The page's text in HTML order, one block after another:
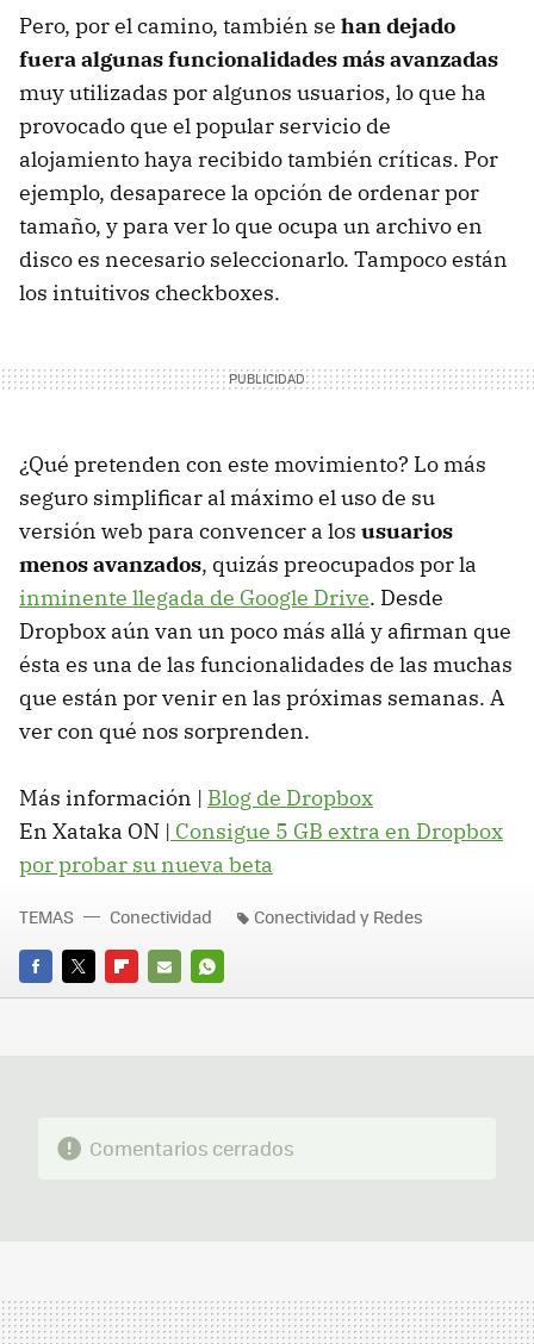
Pero, por el camino, también se han dejado
fuera algunas funcionalidades más avanzadas
muy utilizadas por algunos usuarios, lo que ha
provocado que el popular servicio de
alojamiento haya recibido también críticas. Por
ejemplo, desaparece la opción de ordenar por
tamaño, y para ver lo que ocupa un archivo en
disco es necesario seleccionarlo. Tampoco están
los intuitivos checkboxes.
¿Qué pretenden con este movimiento? Lo más
seguro simplificar al máximo el uso de su
versión web para convencer a los usuarios
menos avanzados, quizás preocupados por la
inminente llegada de Google Drive. Desde
Dropbox aún van un poco más allá y afirman que
ésta es una de las funcionalidades de las muchas
que están por venir en las próximas semanas. A
ver con qué nos sorprenden.
Más información | Blog de Dropbox
En Xataka ON | Consigue 5 GB extra en Dropbox
por probar su nueva beta
FACEBOOK
TWITTERFLIPBOARD
E-
WHATSAPP
TEMAS Conectividad Conectividad y Redes
Comentarios cerrados